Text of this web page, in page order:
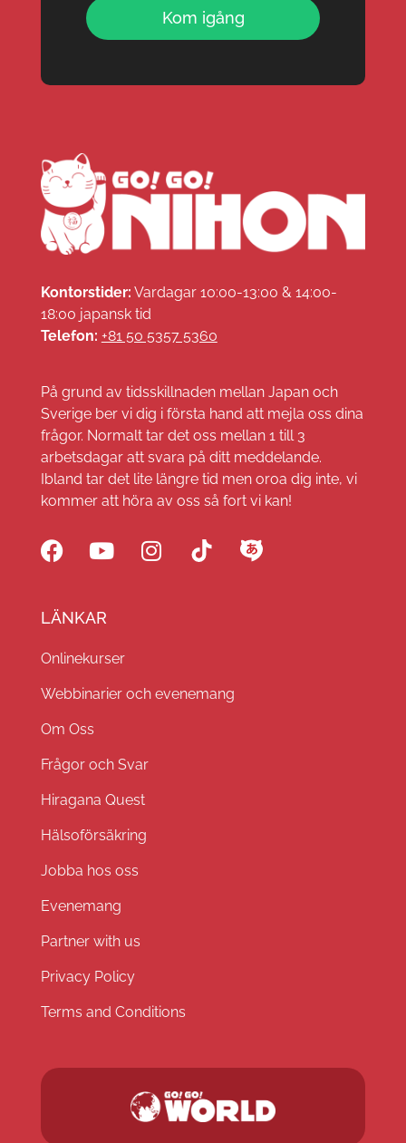
Kom igång
Kontorstider: Vardagar 10:00-13:00 & 14:00-
18:00 japansk tid
Telefon: +81 50 5357 5360
På grund av tidsskillnaden mellan Japan och
Sverige ber vi dig i första hand att mejla oss dina
frågor. Normalt tar det oss mellan 1 till 3
arbetsdagar att svara på ditt meddelande.
Ibland tar det lite längre tid men oroa dig inte, vi
kommer att höra av oss så fort vi kan!
LÄNKAR
Onlinekurser
Webbinarier och evenemang
Om Oss
Frågor och Svar
Hiragana Quest
Hälsoförsäkring
Jobba hos oss
Evenemang
Partner with us
Privacy Policy
Terms and Conditions